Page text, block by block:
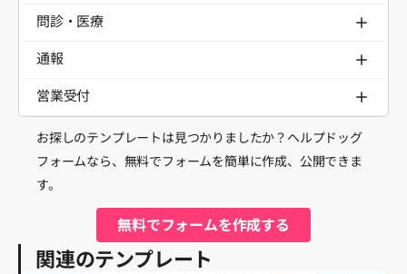
問診・医療
通報
営業受付
お探しのテンプレートは見つかりましたか？ヘルプドッグ
フォームなら、無料でフォームを簡単に作成、公開できま
す。
無料でフォームを作成する
関連のテンプレート